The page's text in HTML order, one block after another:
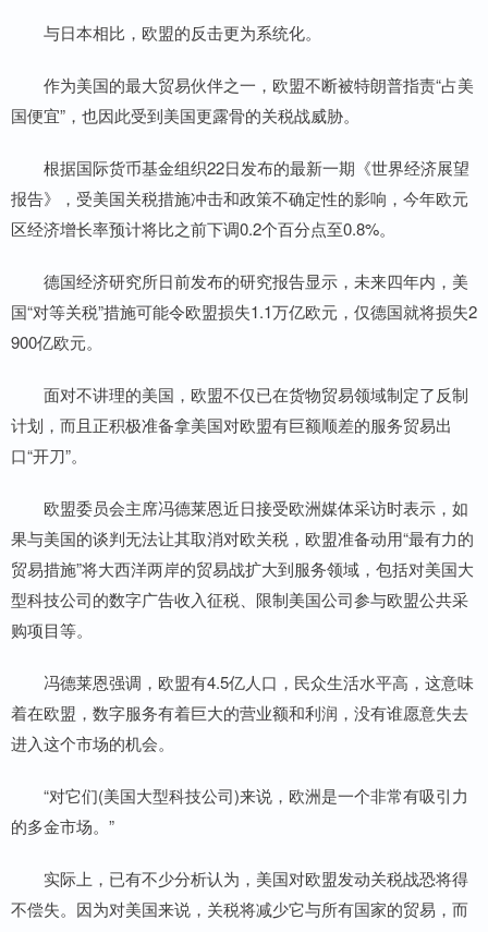
与日本相比，欧盟的反击更为系统化。
作为美国的最大贸易伙伴之一，欧盟不断被特朗普指责“占美
国便宜”，也因此受到美国更露骨的关税战威胁。
根据国际货币基金组织22日发布的最新一期《世界经济展望
报告》，受美国关税措施冲击和政策不确定性的影响，今年欧元
区经济增长率预计将比之前下调0.2个百分点至0.8%。
德国经济研究所日前发布的研究报告显示，未来四年内，美
国“对等关税”措施可能令欧盟损失1.1万亿欧元，仅德国就将损失2
900亿欧元。
面对不讲理的美国，欧盟不仅已在货物贸易领域制定了反制
计划，而且正积极准备拿美国对欧盟有巨额顺差的服务贸易出
口“开刀”。
欧盟委员会主席冯德莱恩近日接受欧洲媒体采访时表示，如
果与美国的谈判无法让其取消对欧关税，欧盟准备动用“最有力的
贸易措施”将大西洋两岸的贸易战扩大到服务领域，包括对美国大
型科技公司的数字广告收入征税、限制美国公司参与欧盟公共采
购项目等。
冯德莱恩强调，欧盟有4.5亿人口，民众生活水平高，这意味
着在欧盟，数字服务有着巨大的营业额和利润，没有谁愿意失去
进入这个市场的机会。
“对它们(美国大型科技公司)来说，欧洲是一个非常有吸引力
的多金市场。”
实际上，已有不少分析认为，美国对欧盟发动关税战恐将得
不偿失。因为对美国来说，关税将减少它与所有国家的贸易，而